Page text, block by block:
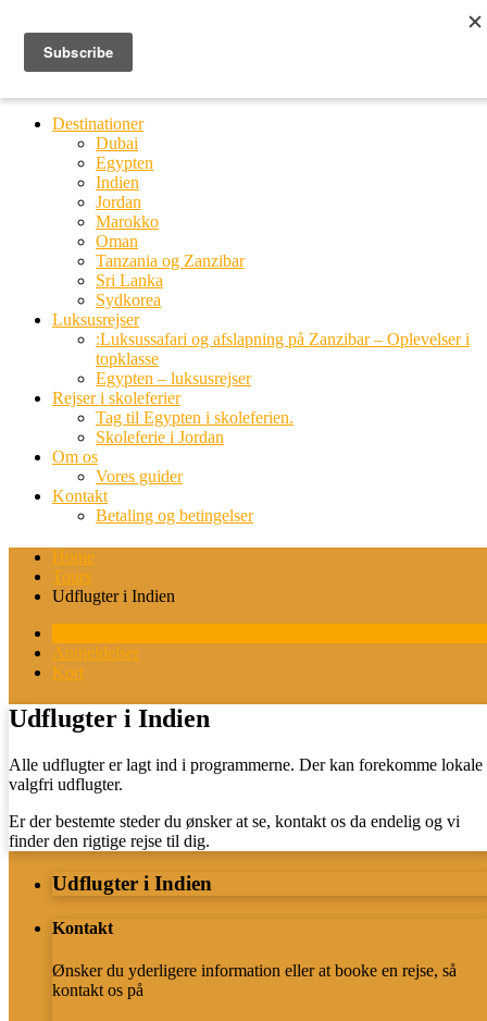
Ring til os
20 66 03 08
Destinationer
Dubai
Egypten
Indien
Jordan
Marokko
Oman
Tanzania og Zanzibar
Sri Lanka
Sydkorea
Luksusrejser
:Luksussafari og afslapning på Zanzibar – Oplevelser i
topklasse
Egypten – luksusrejser
Rejser i skoleferier
Tag til Egypten i skoleferien.
Skoleferie i Jordan
Om os
Vores guider
Kontakt
Betaling og betingelser
Home
Tours
Udflugter i Indien
Anmeldelser
Kort
Udflugter i Indien
Alle udflugter er lagt ind i programmerne. Der kan forekomme lokale
valgfri udflugter.
Er der bestemte steder du ønsker at se, kontakt os da endelig og vi
finder den rigtige rejse til dig.
Udflugter i Indien
Kontakt
Ønsker du yderligere information eller at booke en rejse, så
kontakt os på